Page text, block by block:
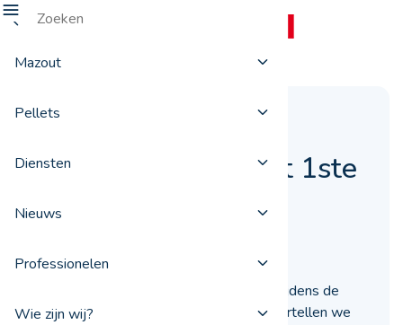
Mazout
Pellets
Diensten
Nieuws
Professionelen
Wie zijn wij?
stookolieprijs in het 1ste
halfjaar
Hoe is de stookolieprijs geëvolueerd tijdens de
eerste zes maanden van 2019? Dat vertellen we